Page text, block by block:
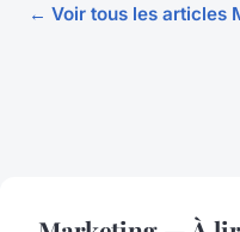
← Voir tous les articles